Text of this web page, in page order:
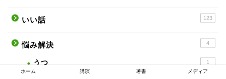
いい話 123
悩み解決 4
うつ 1
怒り
ホーム 講演 著書 メディア